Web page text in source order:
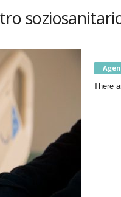
There